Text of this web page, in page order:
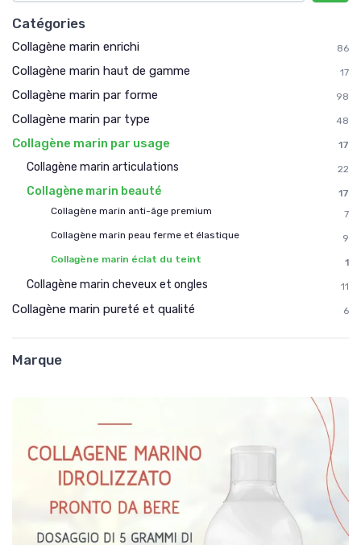
Catégories
Collagène marin enrichi 86
Collagène marin haut de gamme 17
Collagène marin par forme 98
Collagène marin par type 48
Collagène marin par usage 17
Collagène marin articulations 22
Collagène marin beauté
17
Collagène marin anti-âge premium
7
Collagène marin peau ferme et élastique
9
Collagène marin éclat du teint
1
Collagène marin cheveux et ongles 11
Collagène marin pureté et qualité 6
Marque